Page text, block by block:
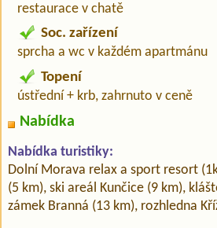
restaurace v chatě
Soc. zařízení
sprcha a wc v každém apartmánu
Topení
ústřední + krb, zahrnuto v ceně
Nabídka
Nabídka turistiky:
Dolní Morava relax a sport resort
(5 km), ski areál Kunčice (9 km),
zámek Branná (13 km), rozhledna